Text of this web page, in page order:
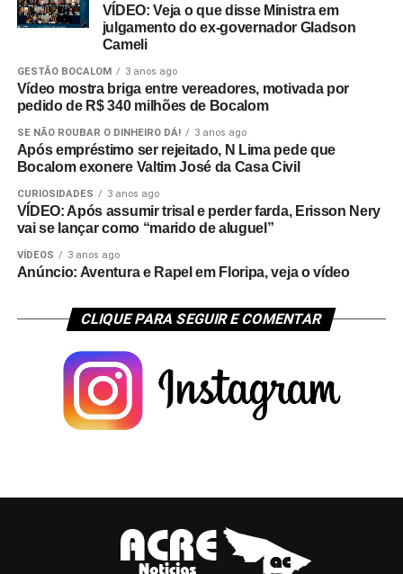
VÍDEO: Veja o que disse Ministra em
julgamento do ex-governador Gladson
Cameli
GESTÃO BOCALOM 3 anos ago
Vídeo mostra briga entre vereadores, motivada por
pedido de R$ 340 milhões de Bocalom
SE NÃO ROUBAR O DINHEIRO DÁ! 3 anos ago
Após empréstimo ser rejeitado, N Lima pede que
Bocalom exonere Valtim José da Casa Civil
CURIOSIDADES 3 anos ago
VÍDEO: Após assumir trisal e perder farda, Erisson Nery
vai se lançar como “marido de aluguel”
VÍDEOS 3 anos ago
Anúncio: Aventura e Rapel em Floripa, veja o vídeo
CLIQUE PARA SEGUIR E COMENTAR